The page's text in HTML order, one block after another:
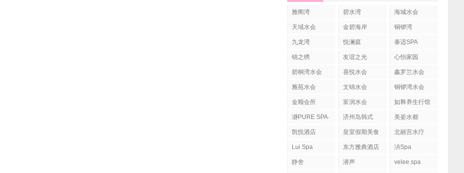
雅阁湾 碧水湾 海城水会
天域水会 金碧海岸 铜锣湾
九龙湾
悦澜庭
SPA
泰适SPA
锦之绣 友谊之光 心怡家园
碧桐湾水会 喜悦水会 鑫罗兰水会
雅苑水会 文锦水会 铜锣湾水会
金顺会所 富润水会 如释养生行馆
瀞PURE SPA·
济州岛韩式
美姿水都
凯悦酒店
皇室假期美食
北丽宫水疗
Lui Spa
东方雅典酒店
泋Spa
静舍 潜声 velee spa